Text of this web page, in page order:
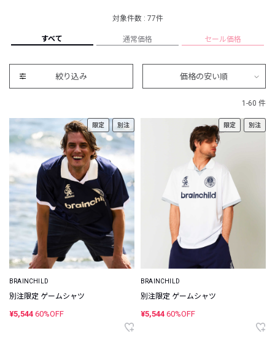
対象件数 : 77件
すべて 通常価格 セール価格
絞り込み 価格の安い順
1-60 件
限定 別注
BRAINCHILD
別注限定 ゲームシャツ
¥5,544 60%OFF
限定 別注
BRAINCHILD
別注限定 ゲームシャツ
¥5,544 60%OFF